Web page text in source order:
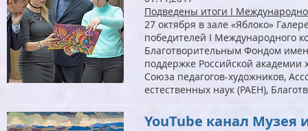
Подведены итоги I
27 октября в зале «Яблоко»
победителей I Международного
Благотворительным Фондом
поддержке Российской
Союза педагогов-художников,
естественных наук (РАЕН),
YouTube канал